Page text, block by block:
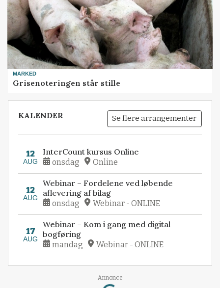
MARKED
Grisenoteringen står stille
KALENDER Se flere arrangementer
12
AUG
InterCount kursus Online
onsdag Online
12
AUG
Webinar – Fordelene ved løbende
aflevering af bilag
onsdag Webinar - ONLINE
17
AUG
Webinar – Kom i gang med digital
bogføring
mandag Webinar - ONLINE
Annonce